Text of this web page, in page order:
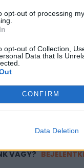
opt-out of processing
opt-out of Collection,
Data that Is
CONFIRM
Data Deletion
portfolio.hu
cikkarchívum
elmúlt 2 év napon
VAGY?